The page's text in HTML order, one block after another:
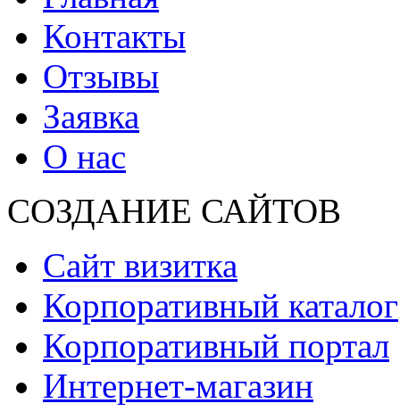
Контакты
Отзывы
Заявка
О нас
СОЗДАНИЕ САЙТОВ
Сайт визитка
Корпоративный каталог
Корпоративный портал
Интернет-магазин